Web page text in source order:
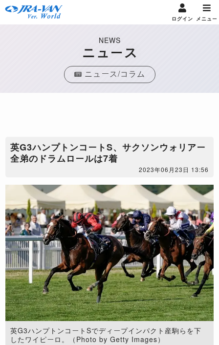
ログイン メニュー
NEWS
ニュース
ニュース/コラム
英G3ハンプトンコートS、サクソンウォリアー
全弟のドラムロールは7着
2023年06月23日 13:56
英G3ハンプトンコートSでディープインパクト産駒らを下
したワイピーロ。（Photo by Getty Images）